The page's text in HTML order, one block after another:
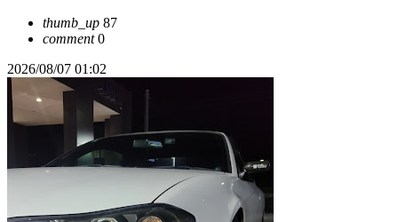
thumb_up 87
comment0
2026/08/07 01:02